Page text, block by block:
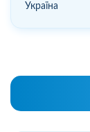
Україна